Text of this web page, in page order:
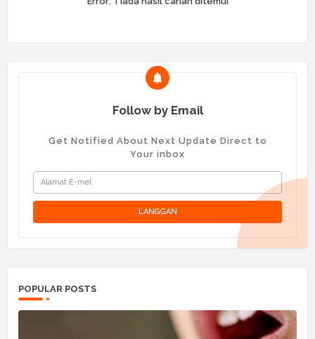
Follow by Email
Get Notified About Next Update Direct to
Your inbox
POPULAR POSTS